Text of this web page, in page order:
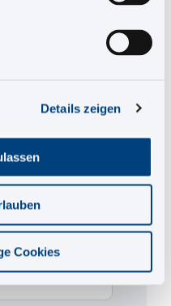
Details zeigen
Cookies